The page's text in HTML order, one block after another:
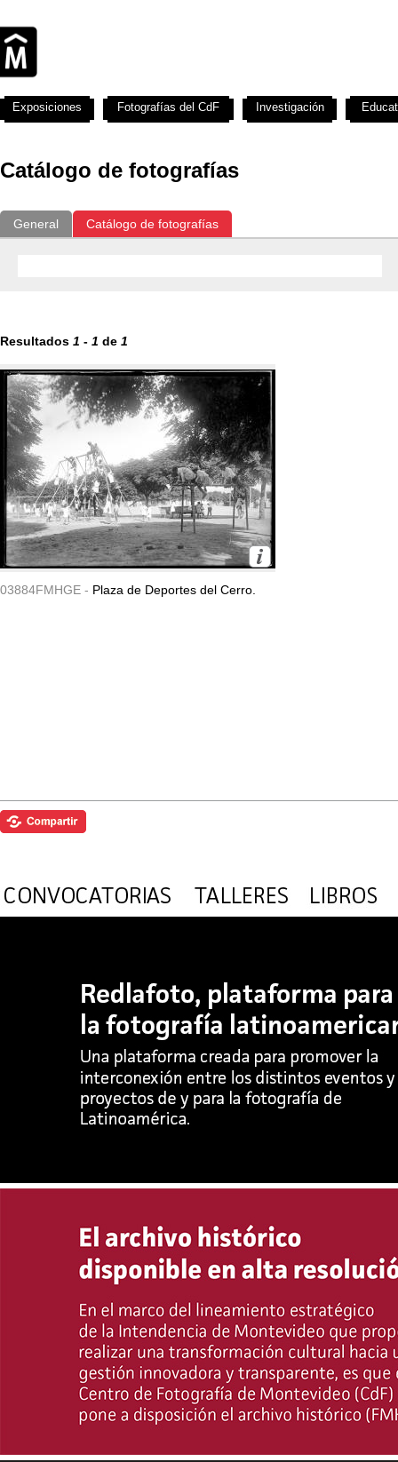
Catálogo de fotografías
General Catálogo de fotografías
Resultados 1 - 1 de 1
03884FMHGE - Plaza de Deportes del Cerro.
Exposiciones Fotografías del CdF Investigación